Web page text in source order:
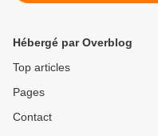
Hébergé par Overblog
Top articles
Pages
Contact